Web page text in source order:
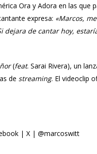
Ora y Adora en las que
expresa: «Marcos,
dejara de cantar hoy,
(feat. Sarai Rivera), un
de streaming. El videoclip
| X | @marcoswitt